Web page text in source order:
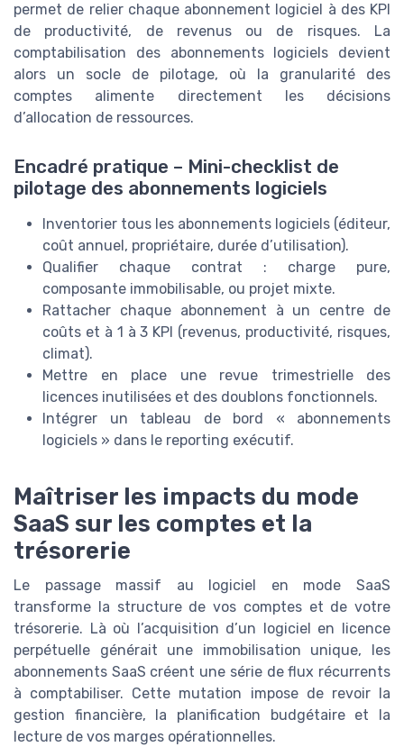
permet de relier chaque abonnement logiciel à des KPI
de productivité, de revenus ou de risques. La
comptabilisation des abonnements logiciels devient
alors un socle de pilotage, où la granularité des
comptes alimente directement les décisions
d’allocation de ressources.
Encadré pratique – Mini-checklist de
pilotage des abonnements logiciels
Inventorier tous les abonnements logiciels (éditeur,
coût annuel, propriétaire, durée d’utilisation).
Qualifier chaque contrat : charge pure,
composante immobilisable, ou projet mixte.
Rattacher chaque abonnement à un centre de
coûts et à 1 à 3 KPI (revenus, productivité, risques,
climat).
Mettre en place une revue trimestrielle des
licences inutilisées et des doublons fonctionnels.
Intégrer un tableau de bord « abonnements
logiciels » dans le reporting exécutif.
Maîtriser les impacts du mode
SaaS sur les comptes et la
trésorerie
Le passage massif au logiciel en mode SaaS
transforme la structure de vos comptes et de votre
trésorerie. Là où l’acquisition d’un logiciel en licence
perpétuelle générait une immobilisation unique, les
abonnements SaaS créent une série de flux récurrents
à comptabiliser. Cette mutation impose de revoir la
gestion financière, la planification budgétaire et la
lecture de vos marges opérationnelles.